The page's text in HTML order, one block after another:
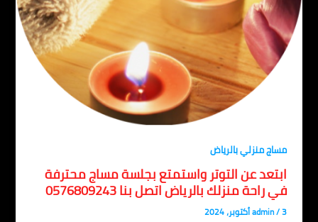
مساج منزلي بالرياض
ابتعد عن التوتر واستمتع بجلسة مساج محترفة
في راحة منزلك بالرياض اتصل بنا 0576809243
admin/3 أكتوبر، 2024